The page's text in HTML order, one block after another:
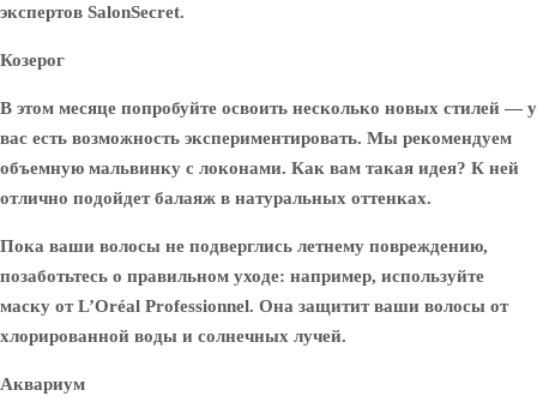
экспертов SalonSecret.
Козерог
В этом месяце попробуйте освоить несколько новых стилей — у
вас есть возможность экспериментировать. Мы рекомендуем
объемную мальвинку с локонами. Как вам такая идея? К ней
отлично подойдет балаяж в натуральных оттенках.
Пока ваши волосы не подверглись летнему повреждению,
позаботьтесь о правильном уходе: например, используйте
маску от L’Oréal Professionnel. Она защитит ваши волосы от
хлорированной воды и солнечных лучей.
Аквариум